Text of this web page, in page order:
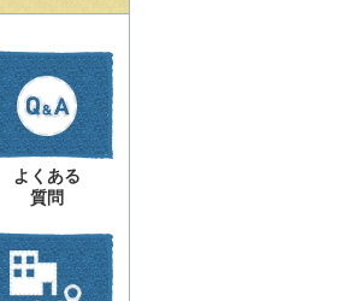
よくある
質問